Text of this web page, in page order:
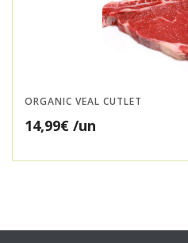
ORGANIC VEAL CUTLET
14,99€ /un